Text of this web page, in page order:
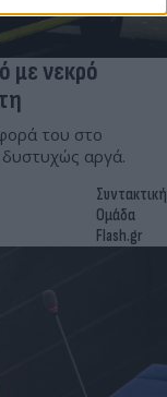
με νεκρό
του στο
αργά.
Συντακτική
Ομάδα
Flash.gr